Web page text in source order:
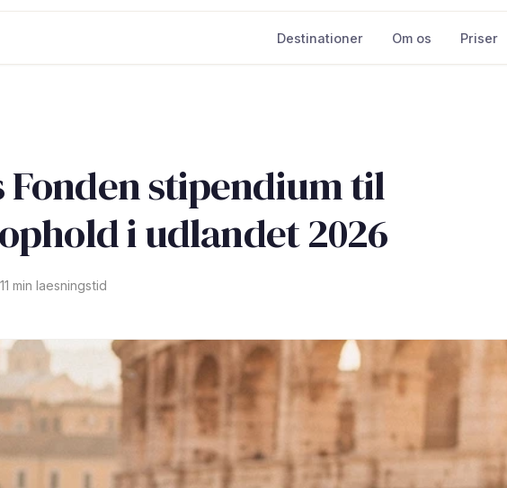
Destinationer Om os Priser
Fonden stipendium til
i udlandet 2026
11 min laesningstid